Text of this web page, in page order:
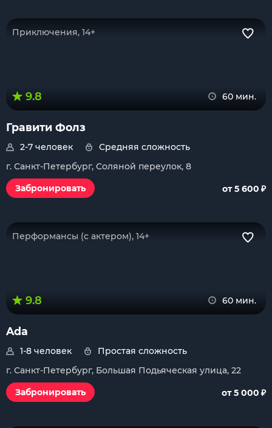
Приключения, 14+
9.8 60 мин.
Гравити Фолз
2-7 человек
Средняя сложность
г. Санкт-Петербург, Соляной переулок, 8
Забронировать
от 5 600 ₽
Перформансы (с актером), 14+
9.8 60 мин.
Ada
1-8 человек
Простая сложность
г. Санкт-Петербург, Большая Подьяческая улица, 22
Забронировать
от 5 000 ₽